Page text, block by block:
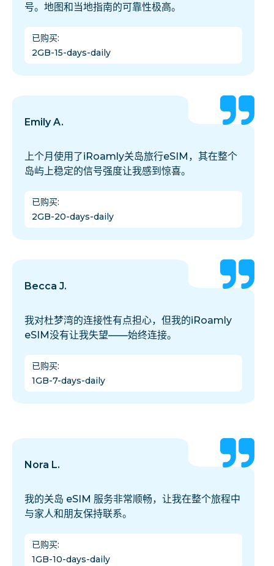
号。地图和当地指南的可靠性极高。
已购买:
2GB-15-days-daily
Emily A.
上个月使用了iRoamly关岛旅行eSIM，其在整个
岛屿上稳定的信号强度让我感到惊喜。
已购买:
2GB-20-days-daily
Becca J.
我对杜梦湾的连接性有点担心，但我的iRoamly
eSIM没有让我失望——始终连接。
已购买:
1GB-7-days-daily
Nora L.
我的关岛 eSIM 服务非常顺畅，让我在整个旅程中
与家人和朋友保持联系。
已购买:
1GB-10-days-daily